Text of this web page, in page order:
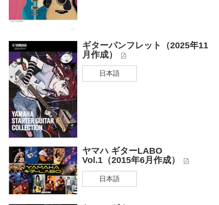
ギターパンフレット（2025年11
月作成）
日本語
ヤマハ ギターLABO
Vol.1（2015年6月作成）
日本語